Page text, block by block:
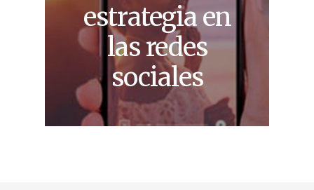
estrategia en
las redes
sociales